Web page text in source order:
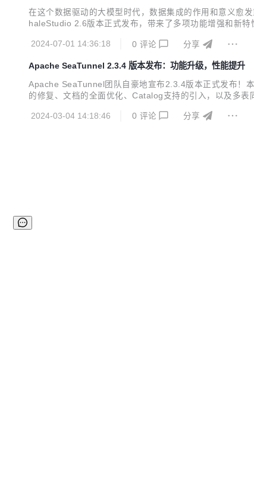
在这个数据驱动的大模型时代，数据集成的作用和意义愈
haleStudio 2.6版本正式发布，带来了多项功能增强和新
2024-07-01 14:36:18
0 评论 分享
Apache SeaTunnel 2.3.4 版本发布：功能升级，性能提升
Apache SeaTunnel团队自豪地宣布2.3.4版本正式发布！
的修复、文档的全面优化、Catalog支持的引入，以及多
DBC连接器文档进行了拆分，每个数据库都有专门的...
2024-03-04 14:18:46 0 评论 分享